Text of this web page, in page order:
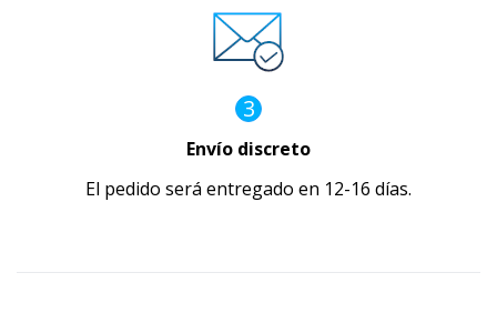
3
Envío discreto
El pedido será entregado en 12-16 días.